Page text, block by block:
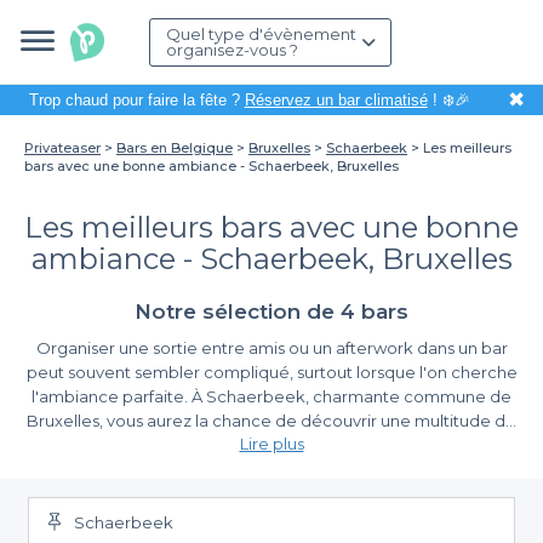
Quel type d'évènement
organisez-vous ?
Trop chaud pour faire la fête ? Réservez un bar climatisé! ❄️🎉 ✖
Privateaser Bars en Belgique Bruxelles Schaerbeek
Les meilleurs
bars avec une bonne ambiance - Schaerbeek, Bruxelles
Les meilleurs bars avec une bonne
ambiance - Schaerbeek, Bruxelles
Notre sélection de 4 bars
Organiser une sortie entre amis ou un afterwork dans un bar
peut souvent sembler compliqué, surtout lorsque l'on cherche
l'ambiance parfaite. À Schaerbeek, charmante commune de
Bruxelles, vous aurez la chance de découvrir une multitude de
bars où la musique et l'atmosphère chaleureuse se conjuguent
de bières artisanales, de cocktails raffinés ou simplement d'une
ambiance conviviale, cette région regorge de trésors à
La simplicité de réservation avec Privateaser
Grâce à Privateaser, organiser votre soirée devient un jeu
Lire plus
Schaerbeek